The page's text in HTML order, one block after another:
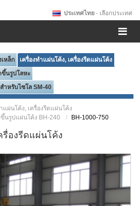
ประเทศไทย - เลือกประเทศ
เหล็ก
เครื่องทำแผ่นโค้ง, เครื่องรีดแผ่นโค้ง
ขึ้นรูปโลหะ
ำหรับไซโล SM-40
แผ่นโค้ง, เครื่องรีดแผ่นโค้ง
ขึ้นรูปแผ่นโค้ง BH-240
BH-1000-750
รื่องรีดแผ่นโค้ง